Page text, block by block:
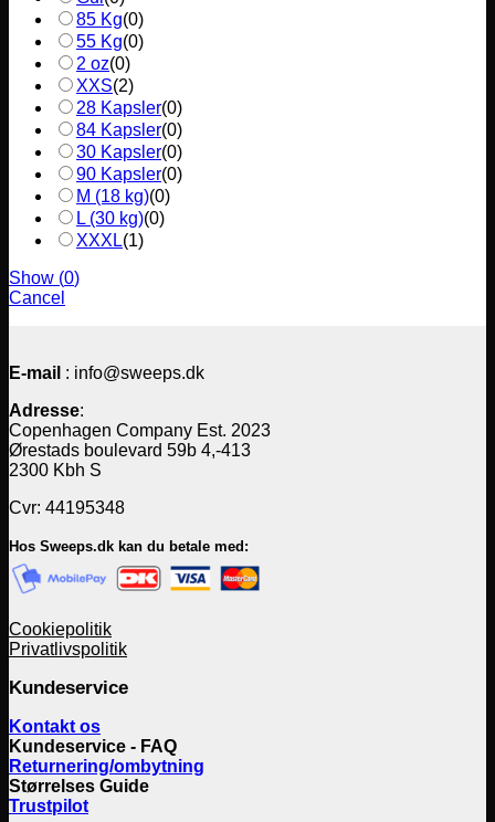
85 Kg(0)
55 Kg(0)
2 oz(0)
XXS(2)
28 Kapsler(0)
84 Kapsler(0)
30 Kapsler(0)
90 Kapsler(0)
M (18 kg)(0)
L (30 kg)(0)
XXXL(1)
Show (0)
Cancel
E-mail : info@sweeps.dk
Adresse:
Copenhagen Company Est. 2023
Ørestads boulevard 59b 4,-413
2300 Kbh S
Cvr: 44195348
Hos Sweeps.dk kan du betale med:
Cookiepolitik
Privatlivspolitik
Kundeservice
Kontakt os
Kundeservice - FAQ
Returnering/ombytning
Størrelses Guide
Trustpilot